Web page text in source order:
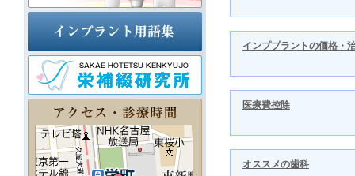
インププラントの価格・
医療費控除
オススメの歯科